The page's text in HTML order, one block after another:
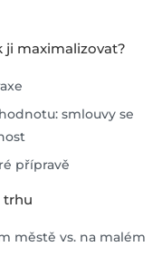
ji maximalizovat?
smlouvy se
přípravě
trhu
městě vs. na malém